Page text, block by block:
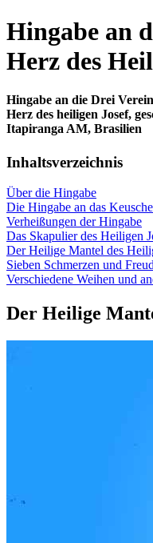
Hingabe an
Herz des
Hingabe an die Drei
Herz des heiligen Josef,
Itapiranga AM, Brasilien
Inhaltsverzeichnis
Über die Hingabe
Die Hingabe an das
Verheißungen der Hingabe
Das Skapulier des Heiligen
Der Heilige Mantel des
Sieben Schmerzen und
Verschiedene Weihen und
Der Heilige